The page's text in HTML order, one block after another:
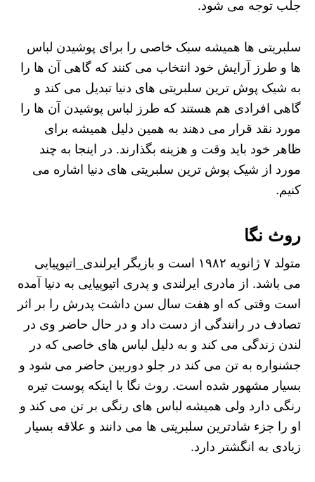
جلب توجه می شود.
سلبریتی ها همیشه سبک خاصی را برای پوشیدن لباس
ها و طرز آرایش خود انتخاب می کنند که گاهی آن ها را
به شیک پوش ترین سلبریتی های دنیا تبدیل می کند و
گاهی افرادی هم هستند که طرز لباس پوشیدن آن ها را
مورد نقد قرار می‌ دهند به همین دلیل همیشه برای
ظاهر خود باید وقت و هزینه بگذارند. در اینجا به چند
مورد از شیک پوش ترین سلبریتی های دنیا اشاره می
کنیم.
روث نگا
متولد ۷ ژانویه ۱۹۸۲ است و بازیگر ایرلندی_اتیوپیایی
می باشد. از مادری ایرلندی و پدری اتیوپیایی به دنیا آمده
است وقتی که او هفت سال سن داشت پدرش را بر اثر
تصادف در رانندگی از دست داد و در حال حاضر وی در
لندن زندگی می کند و به دلیل لباس های خاصی که در
جشنواره به تن می کند در جلو دوربین حاضر می شود و
بسیار مشهور شده است. روث نگا با اینکه پوست تیره
رنگی دارد ولی همیشه لباس‌ های رنگی بر تن می کند و
او را جزء شادترین سلبریتی ها می دانند و علاقه بسیار
زیادی به انگشتر دارد.